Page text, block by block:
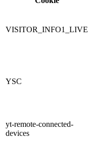
VISITOR_INFO1_LIVE
YSC
yt-remote-connected-
devices